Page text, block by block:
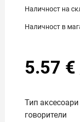
Наличност на
Наличност в
5.57 €
Тип
говорители